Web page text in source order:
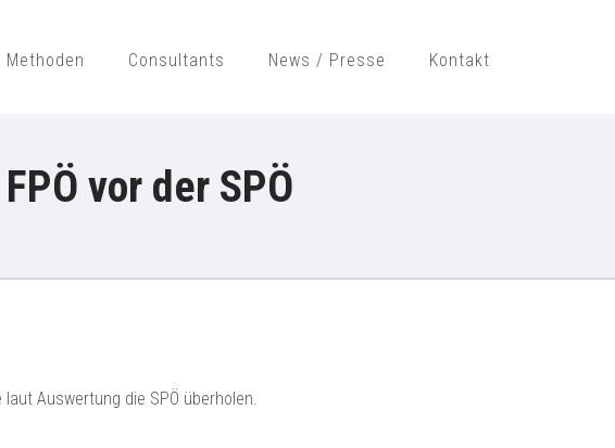
GmbH
Methoden Consultants News / Presse Kontakt
vor der SPÖ
Auswertung die SPÖ überholen.